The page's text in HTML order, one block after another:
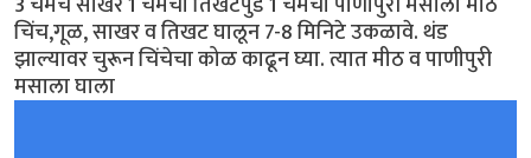
चिंच,गूळ, साखर व तिखट घालून 7-8 मिनिटे उकळावे. थंड
झाल्यावर चुरून चिंचेचा कोळ काढून घ्या. त्यात मीठ व पाणीपुरी
मसाला घाला